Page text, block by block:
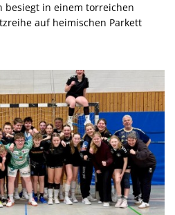
besiegt in einem torreichen
auf heimischen Parkett